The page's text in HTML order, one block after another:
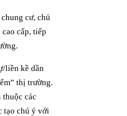
cư, chủ
cấp, tiếp
liền kề dần
thị trường.
thuộc các
tạo chú ý với